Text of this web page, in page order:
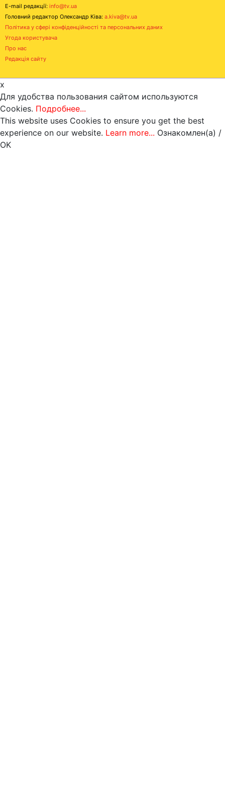
E-mail редакції: info@tv.ua
Головний редактор Олександр Ківа: a.kiva@tv.ua
Політика у сфері конфіденційності та персональних даних
Угода користувача
Про нас
Редакція сайту
x
Для удобства пользования сайтом используются
Cookies. Подробнее...
This website uses Cookies to ensure you get the best
experience on our website. Learn more... Ознакомлен(а) /
OK